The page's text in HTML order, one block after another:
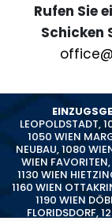
Rufen Sie
Schicken
LEOPOLDSTADT,
1050 WIEN
NEUBAU,1080
WIEN FAVORITEN,
1130 WIEN
1160 WIEN
1190 WIEN
FLORIDSDORF,